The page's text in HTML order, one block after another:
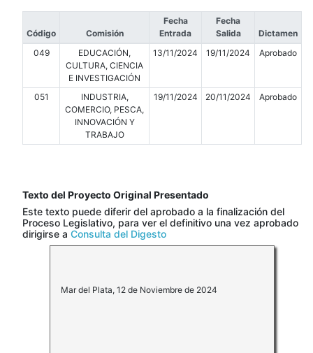
Código Comisión
Fecha
Entrada
Fecha
Salida
Dictamen
049
EDUCACIÓN,
CULTURA, CIENCIA
E INVESTIGACIÓN
13/11/2024 19/11/2024 Aprobado
051
INDUSTRIA,
COMERCIO, PESCA,
INNOVACIÓN Y
TRABAJO
19/11/2024 20/11/2024 Aprobado
Texto del Proyecto Original Presentado
Este texto puede diferir del aprobado a la finalización del
Proceso Legislativo, para ver el definitivo una vez aprobado
dirigirse a Consulta del Digesto
Mar del Plata, 12 de Noviembre de 2024